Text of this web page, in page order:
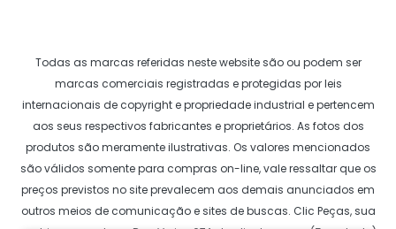
Todas as marcas referidas neste website são ou podem ser
marcas comerciais registradas e protegidas por leis
internacionais de copyright e propriedade industrial e pertencem
aos seus respectivos fabricantes e proprietários. As fotos dos
produtos são meramente ilustrativas. Os valores mencionados
são válidos somente para compras on-line, vale ressaltar que os
preços previstos no site prevalecem aos demais anunciados em
outros meios de comunicação e sites de buscas. Clic Peças, sua